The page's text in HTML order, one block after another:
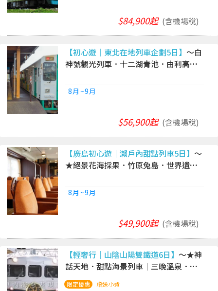
$84,900起 (含機場稅)
【初心遊│東北在地列車企劃5日】 ～白
神號觀光列車．十二湖青池．由利高原
道
8月~9月
$56,900起 (含機場稅)
【廣島初心遊｜瀨戶內甜點列車5日】 ～
★絕景花海採果．竹原兔島．世界遺產
飲．岡山倉敷美觀
8月~9月
$49,900起 (含機場稅)
【輕奢行｜山陰山陽雙鐵道6日】 ～★神
話天地．甜點海景列車｜三晚溫泉．神
勝寺美學禪庭．下瀨美術館．主廚鐵板
贈送小費